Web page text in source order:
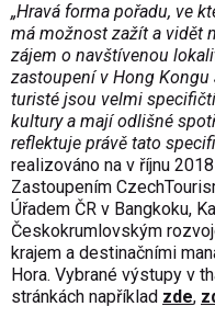
„Hravá forma pořadu, ve
má možnost zažít a vidět
zájem o navštívenou
zastoupení v Hong Kongu
turisté jsou velmi
kultury a mají odlišné
reflektuje právě tato
realizováno na v říjnu
Zastoupením
Úřadem ČR v Bangkoku,
Českokrumlovským
krajem a destinačními
Hora. Vybrané výstupy v
stránkách například zde,